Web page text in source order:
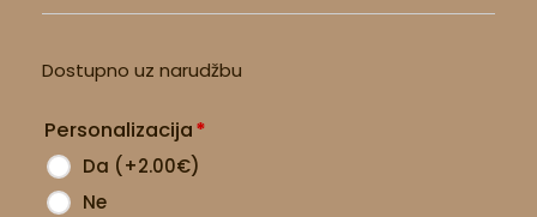
Dostupno uz narudžbu
Personalizacija*
Da (+2.00€)
Ne
box